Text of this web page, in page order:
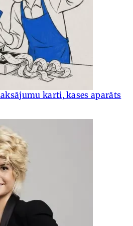
karti, kases aparāts